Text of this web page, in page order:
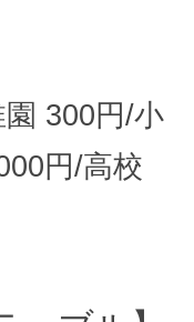
300円/小
円/高校